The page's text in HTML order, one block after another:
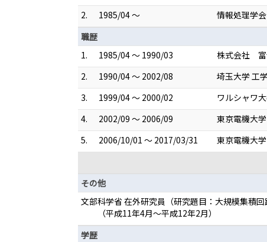
2.
1985/04 ～
情報処理学会
職歴
1.
1985/04 ～ 1990/03
株式会社 富
2.
1990/04 ～ 2002/08
埼玉大学 工
3.
1999/04 ～ 2000/02
ワルシャワ
4.
2002/09 ～ 2006/09
東京電機大
5.
2006/10/01 ～ 2017/03/31
東京電機大
その他
文部科学省 在外研究員（研究題目：大規模集積
（平成11年4月～平成12年2月）
学歴